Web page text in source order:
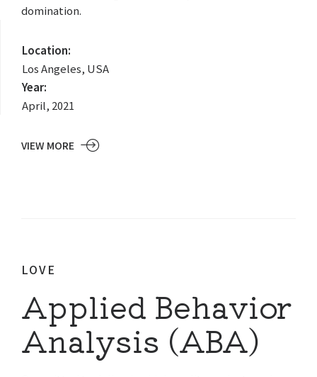
domination.
Location:
Los Angeles, USA
Year:
April, 2021
VIEW MORE
LOVE
Applied Behavior
Analysis (ABA)